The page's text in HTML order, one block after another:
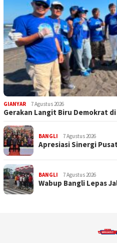
GIANYAR 7 Agustus 2026
Gerakan Langit Biru Demokrat
BANGLI 7 Agustus 2026
Apresiasi Sinergi
BANGLI 7 Agustus 2026
Wabup Bangli Lepas